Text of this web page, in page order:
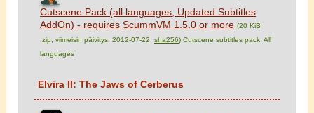
Cutscene Pack (all languages, Updated Subtitles
AddOn) - requires ScummVM 1.5.0 or more (20 KiB
.zip, viimeisin päivitys: 2012-07-22, sha256) Cutscene subtitles pack. All
languages
Elvira II: The Jaws of Cerberus